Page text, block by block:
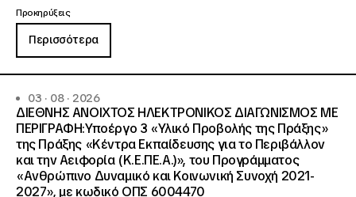
Προκηρύξεις
Περισσότερα
03 · 08 · 2026
ΔΙΕΘΝΗΣ ΑΝΟΙΧΤΟΣ ΗΛΕΚΤΡΟΝΙΚΟΣ ΔΙΑΓΩΝΙΣΜΟΣ ΜΕ
ΠΕΡΙΓΡΑΦΗ:Υποέργο 3 «Υλικό Προβολής της Πράξης»
της Πράξης «Κέντρα Εκπαίδευσης για το Περιβάλλον
και την Αειφορία (Κ.Ε.ΠΕ.Α.)», του Προγράμματος
«Ανθρώπινο Δυναμικό και Κοινωνική Συνοχή 2021-
2027», με κωδικό ΟΠΣ 6004470